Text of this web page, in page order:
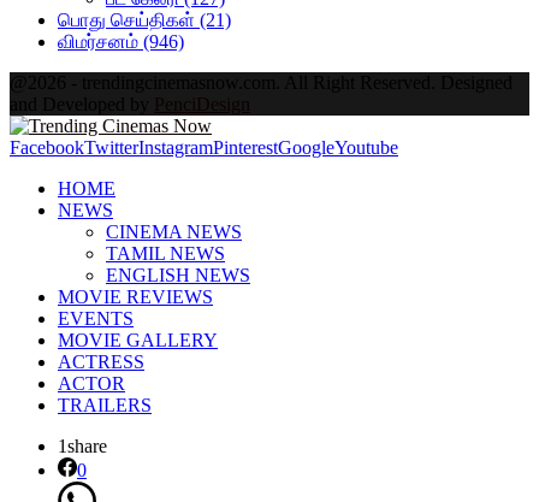
பொது செய்திகள் (21)
விமர்சனம் (946)
@2026 - trendingcinemasnow.com. All Right Reserved. Designed
and Developed by PenciDesign
FacebookTwitterInstagramPinterestGoogleYoutube
HOME
NEWS
CINEMA NEWS
TAMIL NEWS
ENGLISH NEWS
MOVIE REVIEWS
EVENTS
MOVIE GALLERY
ACTRESS
ACTOR
TRAILERS
1share
0